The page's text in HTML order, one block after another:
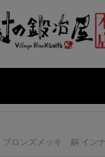
ッキ 銅 インナーテ